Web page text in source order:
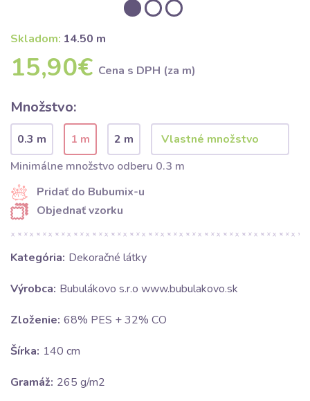
Skladom: 14.50 m
15,90€ Cena s DPH (za m)
Množstvo:
0.3 m 1 m
2 m
Minimálne množstvo odberu 0.3 m
Pridať do Bubumix-u
Objednať vzorku
Kategória: Dekoračné látky
Výrobca: Bubulákovo s.r.o www.bubulakovo.sk
Zloženie: 68% PES + 32% CO
Šírka: 140 cm
Gramáž: 265 g/m2